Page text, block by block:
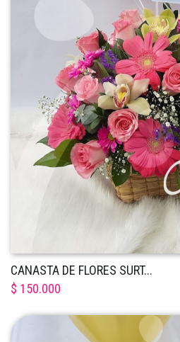
CANASTA DE FLORES SURT...
$ 150.000